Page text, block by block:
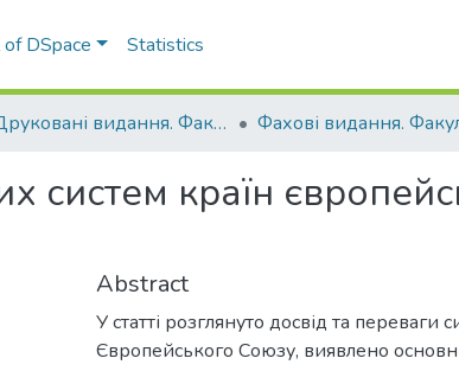
DSpace Statistics
Друковані видання. Факультет обліку та фінансів
систем країн
Abstract
У статті розглянуто досвід та переваги
Європейського Союзу, виявлено